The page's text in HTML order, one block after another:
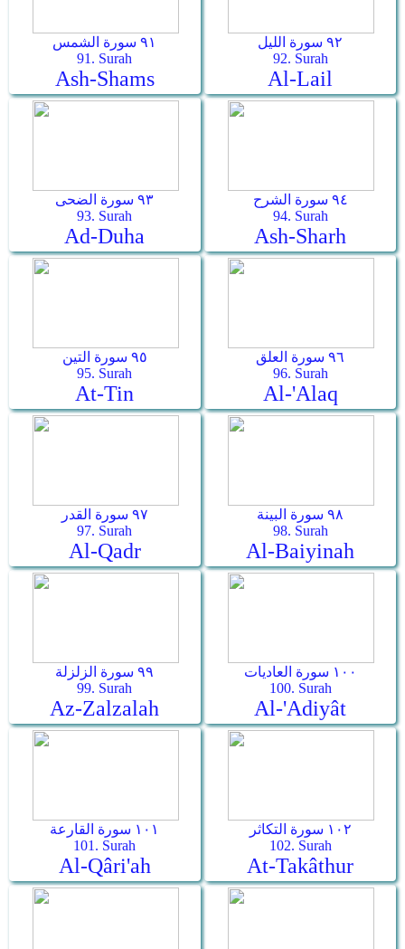
٩١ سورة الشمس
91. Surah
Ash-Shams
٩٢ سورة الليل
92. Surah
Al-Lail
٩٣ سورة الضحى
93. Surah
Ad-Duha
٩٤ سورة الشرح
94. Surah
Ash-Sharh
٩٥ سورة التين
95. Surah
At-Tin
٩٦ سورة العلق
96. Surah
Al-'Alaq
٩٧ سورة القدر
97. Surah
Al-Qadr
٩٨ سورة البينة
98. Surah
Al-Baiyinah
٩٩ سورة الزلزلة
99. Surah
Az-Zalzalah
١٠٠ سورة العاديات
100. Surah
Al-'Adiyât
١٠١ سورة القارعة
101. Surah
Al-Qâri'ah
١٠٢ سورة التكاثر
102. Surah
At-Takâthur